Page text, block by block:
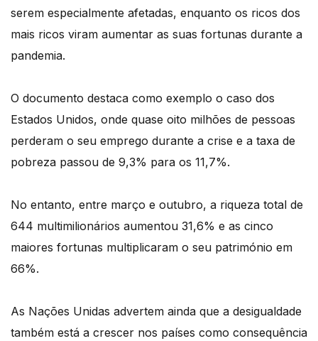
serem especialmente afetadas, enquanto os ricos dos
mais ricos viram aumentar as suas fortunas durante a
pandemia.
O documento destaca como exemplo o caso dos
Estados Unidos, onde quase oito milhões de pessoas
perderam o seu emprego durante a crise e a taxa de
pobreza passou de 9,3% para os 11,7%.
No entanto, entre março e outubro, a riqueza total de
644 multimilionários aumentou 31,6% e as cinco
maiores fortunas multiplicaram o seu património em
66%.
As Nações Unidas advertem ainda que a desigualdade
também está a crescer nos países como consequência